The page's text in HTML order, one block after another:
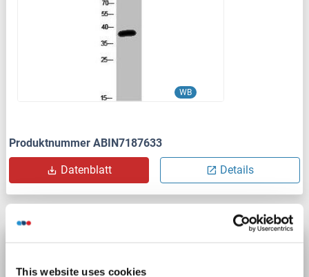
This website uses cookies
WB
Produktnummer ABIN7187633
Datenblatt Details
OR52K1 Antikörper (AA 170-250)
OR52K1 Reaktivität: Human